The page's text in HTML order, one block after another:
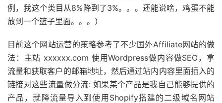
例，我这个类目从8%降到了3%。。。还能说啥，鸡蛋不能
放到一个篮子里面。。。）
目前这个网站运营的策略参考了不少国外Affiliate网站的做
法：主站 xxxxxx.com 使用Wordpress做内容做SEO，拿
流量和获取客户的邮箱地址，然后通过站内内容里面插入的
链接对这些流量做分流: 如果某个产品是我自己能够提供的
产品，就降流量导入到使用Shopify搭建的二级域名网站